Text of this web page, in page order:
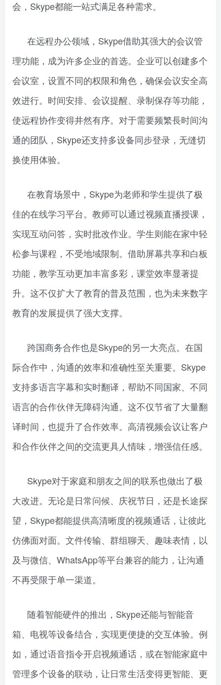
会，Skype都能一站式满足各种需求。
在远程办公领域，Skype借助其强大的会议管
理功能，成为许多企业的首选。企业可以创建多个
会议室，设置不同的权限和角色，确保会议安全高
效进行。时间安排、会议提醒、录制保存等功能，
使远程协作变得井然有序。对于需要频繁長时间沟
通的团队，Skype还支持多设备同步登录，无缝切
换使用体验。
在教育场景中，Skype为老师和学生提供了极
佳的在线学习平台。教师可以通过视频直播授课，
实现互动问答，实时批改作业。学生则能在家中轻
松参与课程，不受地域限制。借助屏幕共享和白板
功能，教学互动更加丰富多彩，课堂效率显著提
升。这不仅扩大了教育的普及范围，也为未来数字
教育的发展提供了强大支撑。
跨国商务合作也是Skype的另一大亮点。在国
际合作中，沟通的效率和准确性至关重要。Skype
支持多语言字幕和实时翻译，帮助不同国家、不同
语言的合作伙伴无障碍沟通。这不仅节省了大量翻
译时间，也提升了合作效率。高清视频会议让客户
和合作伙伴之间的交流更具人情味，增强信任感。
Skype对于家庭和朋友之间的联系也做出了极
大改进。无论是日常问候、庆祝节日，还是长途探
望，Skype都能提供高清晰度的视频通话，让彼此
仿佛面对面。文件传输、群组聊天、趣味表情，以
及与微信、WhatsApp等平台兼容的能力，让沟通
不再受限于单一渠道。
随着智能硬件的推出，Skype还能与智能音
箱、电视等设备结合，实现更便捷的交互体验。例
如，通过语音指令开启视频通话，或在智能家庭中
管理多个设备的联动，让日常生活变得更智能、更